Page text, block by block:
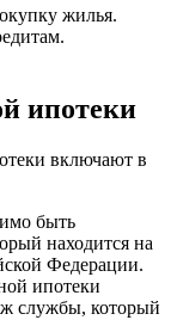
жилья.
ипотеки
включают в
быть
находится на
Федерации.
ипотеки
службы, который